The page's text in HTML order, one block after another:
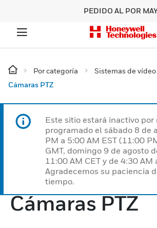
PEDIDO AL POR
Por categoría Sistemas de vídeo
Cámaras PTZ
Este sitio estará inactivo
programado el sábado 8 de
PM a 5:00 AM EST (11:00
GMT, domingo 9 de agosto
11:00 AM CET y de 4:30 AM
Agradecemos su paciencia
tiempo.
Cámaras PTZ